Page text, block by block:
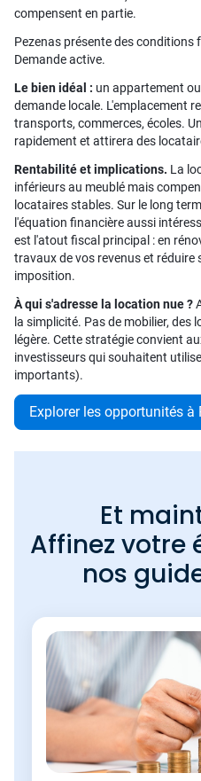
compensent en partie.
Pezenas présente des conditions
Demande active.
Le bien idéal : un appartement
demande locale. L'emplacement
transports, commerces, écoles.
rapidement et attirera des
Rentabilité et implications. La
inférieurs au meublé mais
locataires stables. Sur le long
l'équation financière aussi
est l'atout fiscal principal : en
travaux de vos revenus et
imposition.
À qui s'adresse la location nue ?
la simplicité. Pas de mobilier, des
légère. Cette stratégie convient
investisseurs qui souhaitent
importants).
Explorer les opportunités à
Et
Affinez votre
nos